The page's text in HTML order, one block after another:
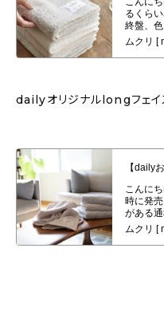
dailyオリジナルlongフェイ
【dailyお知らせ】dailyオリジナル